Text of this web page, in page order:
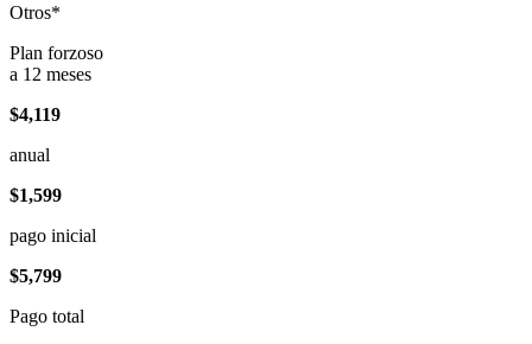
Otros*
Plan forzoso
a 12 meses
$4,119
anual
$1,599
pago inicial
$5,799
Pago total